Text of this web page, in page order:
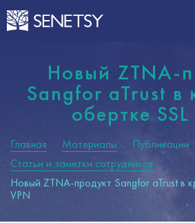
Новый ZTNA-
Sangfor aTrust в
обертке SSL
Главная Материалы
Публикации
Статьи и заметки сотрудников
Новый ZTNA-продукт Sangfor aTrust в
VPN